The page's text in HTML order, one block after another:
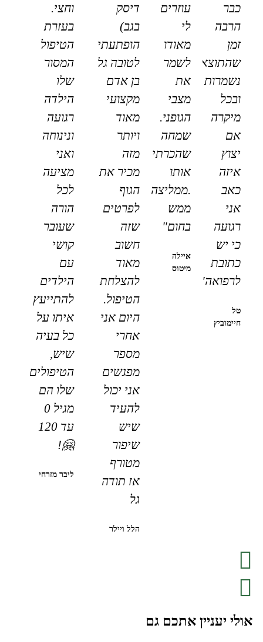
כבר
הרבה
זמן
שהתוצאות
נשמרות
ובכל
מיקרה
אם
יצוץ
איזה
כאב
אני
רגועה
כי יש
כתובת
לרפואה"
טל
חיימוביץ
עוזרים
לי
מאודו
לשמר
את
מצבי
הגופני.
שמחה
שהכרתי
אותו
.ממליצה
ממש
בחום"
איילה
מיטוס
דיסק
בגב)
הופתעתי
לטובה גל
בן אדם
מקצועי
מאוד
ויותר
מזה
מכיר את
הגוף
לפרטים
שזה
חשוב
מאוד
להצלחת
הטיפול.
היום אני
אחרי
מספר
מפגשים
אני יכול
להעיד
שיש
שיפור
מטורף
אז תודה
גל
הלל ויילר
וחצי.
בעזרת
הטיפול
המסור
שלו
הילדה
רגועה
ונינוחה
ואני
מציעה
לכל
הורה
שעובר
קושי
עם
הילדים
להתייעץ
איתו על
כל בעיה
שיש,
הטיפולים
שלו הם
מגיל 0
עד 120
🤗!
ליבר מזרחי
אולי יעניין אתכם גם